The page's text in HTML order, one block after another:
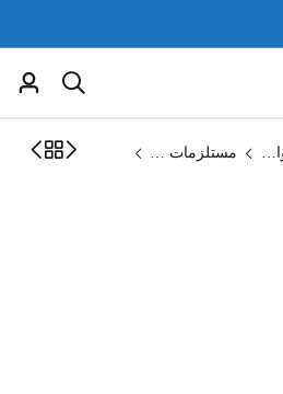
الحلويات والمخبوزات
مستلزمات الحلويات